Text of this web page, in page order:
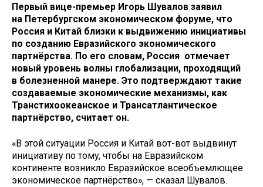
Первый вице-премьер Игорь Шувалов заявил
на Петербургском экономическом форуме, что
Россия и Китай близки к выдвижению инициативы
по созданию Евразийского экономического
партнёрства. По его словам, Россия отмечает
новый уровень волны глобализации, проходящий
в болезненной манере. Это подтверждают такие
создаваемые экономические механизмы, как
Транстихоокеанское и Трансатлантическое
партнёрство, считает он.
«В этой ситуации Россия и Китай вот-вот выдвинут
инициативу по тому, чтобы на Евразийском
континенте возникло Евразийское всеобъемлющее
экономическое партнёрство», — сказал Шувалов.